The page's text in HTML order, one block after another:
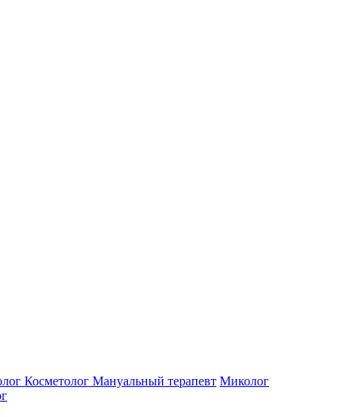
Косметолог Мануальный терапевт Миколог